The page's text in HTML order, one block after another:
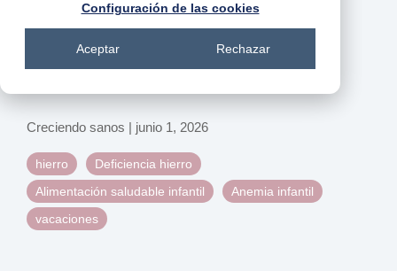
Configuración de las cookies
Aceptar Rechazar
4 MINUTOS DE LECTURA
Cómo mantener una
alimentación rica en hierro
durante las vacaciones
Creciendo sanos | junio 1, 2026
hierro
Deficiencia hierro
Alimentación saludable infantil
Anemia infantil
vacaciones